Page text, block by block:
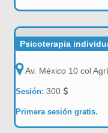
Psicoterapia
Av. México 10 col
Sesión:300
Primera sesión gratis.